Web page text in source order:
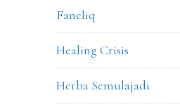
Faneliq
Healing Crisis
Herba Semulajadi